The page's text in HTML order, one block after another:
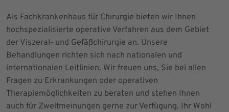
Als Fachkrankenhaus für Chirurgie bieten wir Ihnen
hochspezialisierte operative Verfahren aus dem Gebiet
der Viszeral- und Gefäßchirurgie an. Unsere
Behandlungen richten sich nach nationalen und
internationalen Leitlinien. Wir freuen uns, Sie bei allen
Fragen zu Erkrankungen oder operativen
Therapiemöglichkeiten zu beraten und stehen Ihnen
auch für Zweitmeinungen gerne zur Verfügung. Ihr Wohl